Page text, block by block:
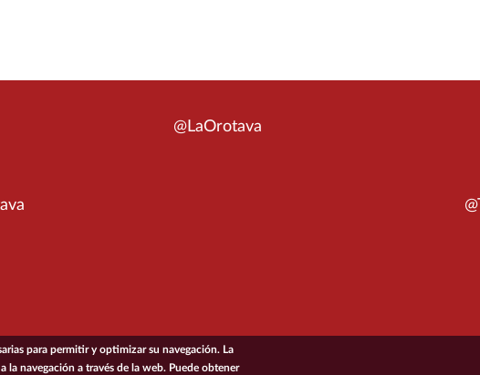
@LaOrotava
para permitir y optimizar su navegación. La
navegación a través de la web. Puede obtener